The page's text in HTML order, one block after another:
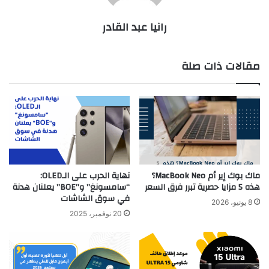
رانيا عبد القادر
مقالات ذات صلة
ماك بوك إير أم MacBook Neo؟
هذه 5 مزايا حصرية تبرر فرق السعر
8 يونيو، 2026
نهاية الحرب على الـOLED:
“سامسونغ” و”BOE” يعلنان هدنة
في سوق الشاشات
20 نوفمبر، 2025